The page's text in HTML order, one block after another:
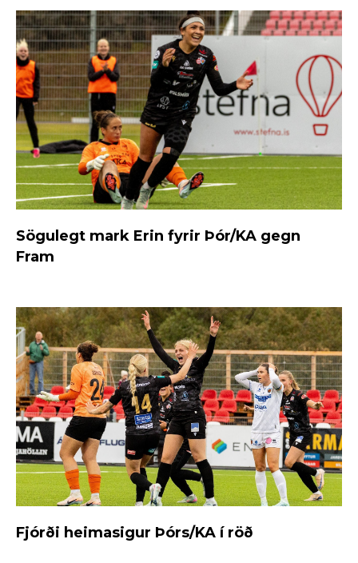
Sögulegt mark Erin fyrir Þór/KA gegn
Fram
Fjórði heimasigur Þórs/KA í röð